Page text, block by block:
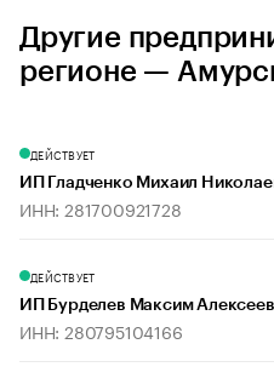
Другие
регионе —
ДЕЙСТВУЕТ
ИП Гладченко Михаил
ИНН: 281700921728
ДЕЙСТВУЕТ
ИП Бурделев Максим
ИНН: 280795104166